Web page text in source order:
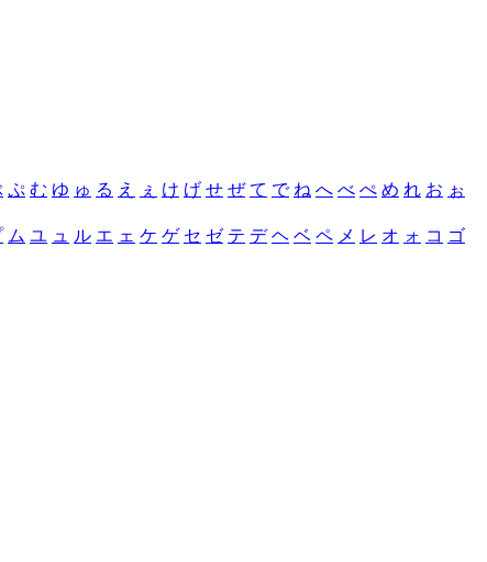
ぷ む ゆ ゅ る え ぇ け げ せ ぜ て で ね へ べ ぺ め れ お ぉ
ム ユ ュ ル エ ェ ケ ゲ セ ゼ テ デ ヘ ベ ペ メ レ オ ォ コ ゴ